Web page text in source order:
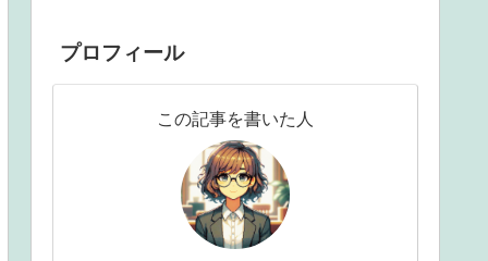
プロフィール
この記事を書いた人